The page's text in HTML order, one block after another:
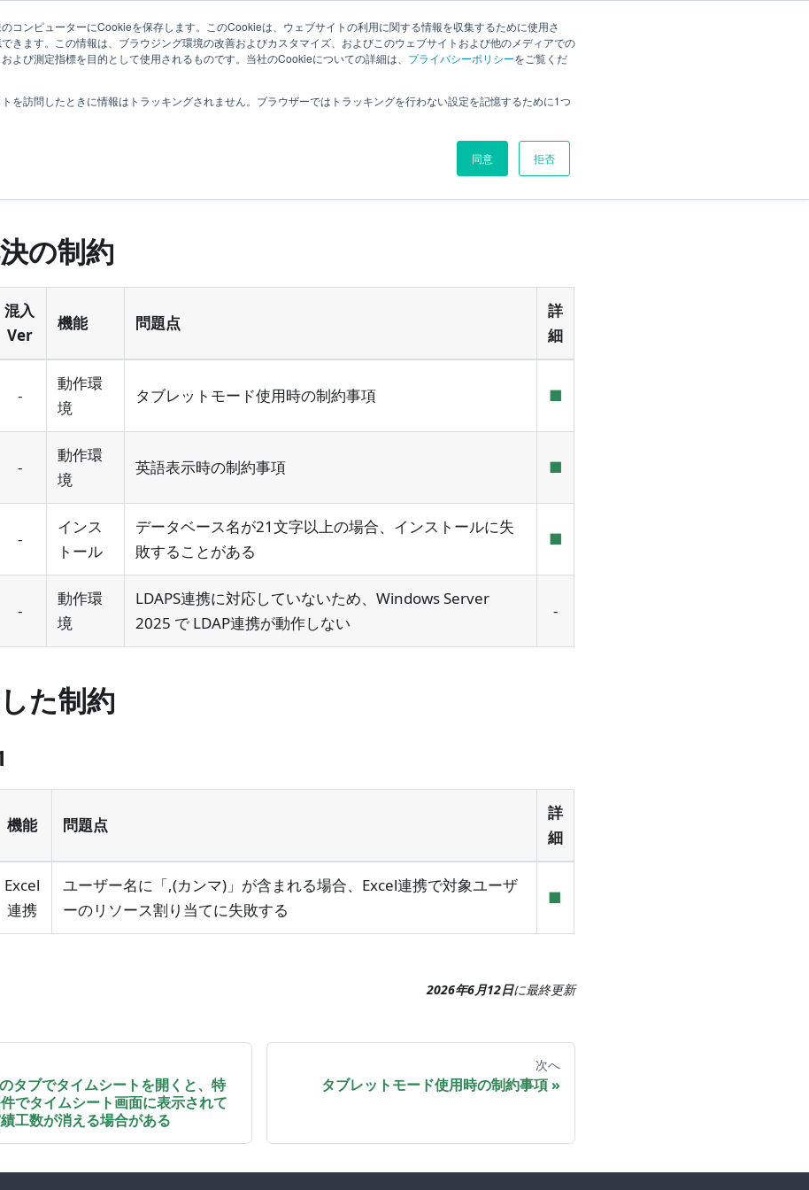
コンピューターにCookieを保存します。このCookieは、ウェブサイトの利用に関する情報を収集するために使用さ
きます。この情報は、ブラウジング環境の改善およびカスタマイズ、およびこのウェブサイトおよび他のメディアでの
よび測定指標を目的として使用されるものです。当社のCookieについての詳細は、 プライバシーポリシーをご覧くだ
を訪問したときに情報はトラッキングされません。ブラウザーではトラッキングを行わない設定を記憶するために1つ
同意 拒否
理者向
ナレッ
ジ
関連ペー
ジ
|
拡張機
能
ユーザー様の声 Current
項一覧
の制約
混入
Ver
機能 問題点
詳
細
-
動作環
境
タブレットモード使用時の制約事項 ■
-
動作環
境
英語表示時の制約事項 ■
-
インス
トール
データベース名が21文字以上の場合、インストールに失
敗することがある
■
-
動作環
境
LDAPS連携に対応していないため、Windows Server
2025 で LDAP連携が動作しない
-
た制約
機能 問題点
詳
細
Excel
連携
ユーザー名に「,(カンマ)」が含まれる場合、Excel連携で対象ユーザ
ーのリソース割り当てに失敗する
■
2026年6月12日に最終更新
タブでタイムシートを開くと、特
でタイムシート画面に表示されて
工数が消える場合がある
次へ
タブレットモード使用時の制約事項